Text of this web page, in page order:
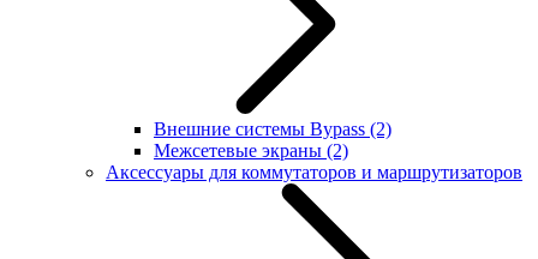
Внешние системы Bypass (2)
Межсетевые экраны (2)
Аксессуары для коммутаторов и маршрутизаторов